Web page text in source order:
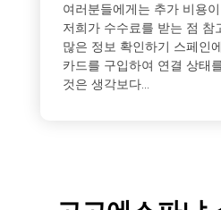
여러분들에게는 추가 비용
저희가 수수료를 받는 점 참
많은 정보 확인하기 스페인
카드를 구입하여 연결 상태
것은 생각보다...